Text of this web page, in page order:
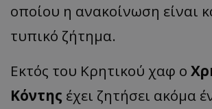
οποίου η ανακοίνωση είναι
τυπικό ζήτημα.
Εκτός του Κρητικού χαφ ο
Κόντης έχει ζητήσει ακόμα